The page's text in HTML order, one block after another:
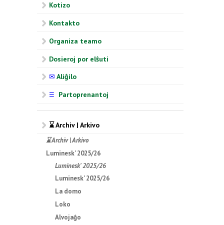
Kotizo
Kontakto
Organiza teamo
Dosieroj por elŝuti
✉ Aliĝilo
☰ Partoprenantoj
⌛ Archiv | Arkivo
⌛ Archiv | Arkivo
Luminesk' 2025/26
Luminesk' 2025/26
Luminesk' 2025/26
La domo
Loko
Alvojaĝo